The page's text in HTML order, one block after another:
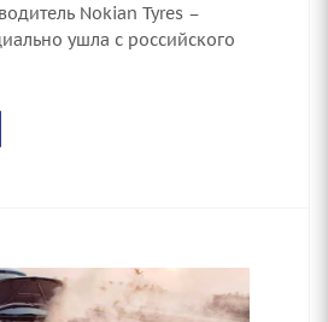
Nokian Tyres –
ушла с российского